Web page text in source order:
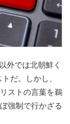
外では北朝鮮く
だ。しかし、
ストの言葉を鵜
強制で行かざる